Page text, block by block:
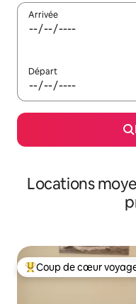
Arrivée
Départ
Locations
Coups de cœur
Coup de cœur